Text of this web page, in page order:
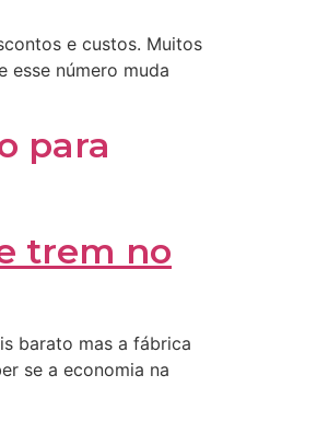
e custos. Muitos
esse número muda
para
barato mas a fábrica
se a economia na